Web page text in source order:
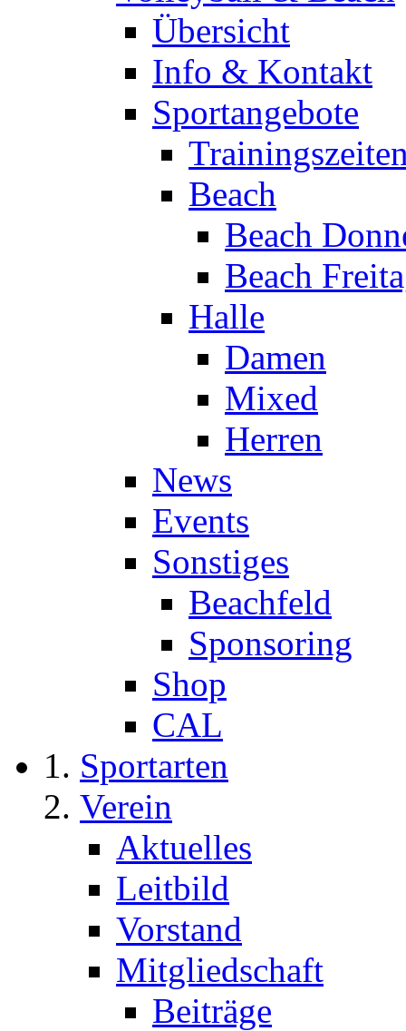
Übersicht
Info & Kontakt
Sportangebote
Beach
Beach
Beach
Halle
Damen
Mixed
Herren
News
Events
Sonstiges
Beachfeld
Sponsoring
Shop
CAL
Sportarten
Verein
Aktuelles
Leitbild
Vorstand
Mitgliedschaft
Beiträge